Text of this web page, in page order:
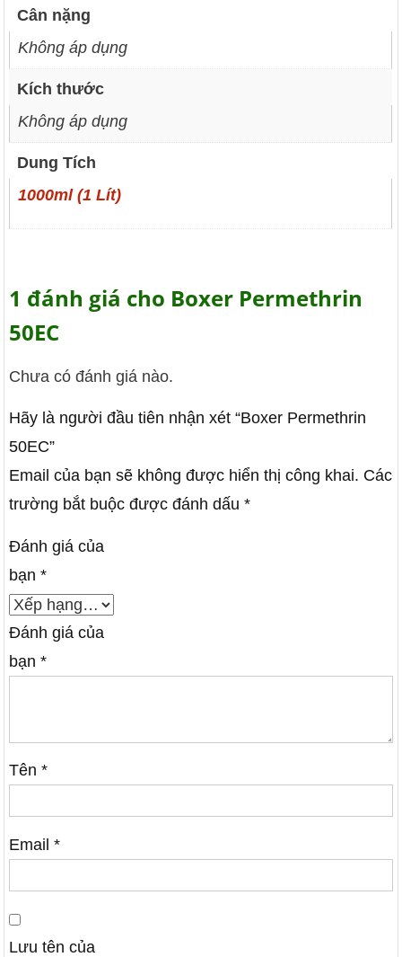
Cân nặng
Không áp dụng
Kích thước
Không áp dụng
Dung Tích
1000ml (1 Lít)
1 đánh giá cho Boxer Permethrin
50EC
Chưa có đánh giá nào.
Hãy là người đầu tiên nhận xét “Boxer Permethrin
50EC”
Email của bạn sẽ không được hiển thị công khai. Các
trường bắt buộc được đánh dấu*
Đánh giá của
bạn*
Đánh giá của
bạn*
Tên*
Email*
Lưu tên của